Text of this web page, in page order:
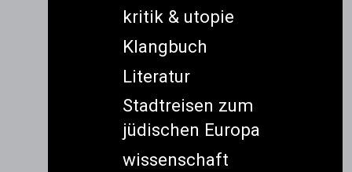
kritik & utopie
Klangbuch
Literatur
Stadtreisen zum
jüdischen Europa
wissenschaft